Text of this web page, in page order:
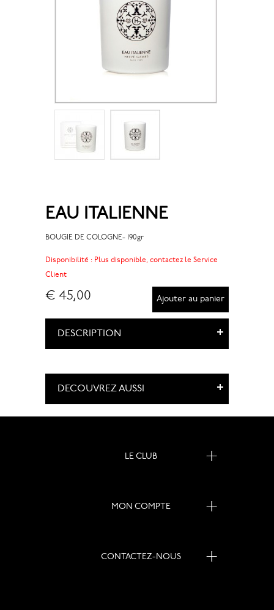
EAU ITALIENNE
BOUGIE DE COLOGNE- 190gr
Disponibilité : Plus disponible, contactez le Service
Client
€ 45,00 Ajouter au panier
DESCRIPTION
DECOUVREZ AUSSI
LE CLUB
MON COMPTE
CONTACTEZ-NOUS